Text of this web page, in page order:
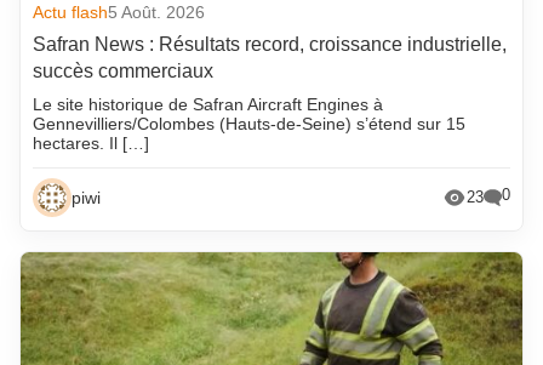
Actu flash5 Août. 2026
Safran News : Résultats record, croissance industrielle,
succès commerciaux
Le site historique de Safran Aircraft Engines à
Gennevilliers/Colombes (Hauts-de-Seine) s’étend sur 15
hectares. Il […]
piwi 23 0